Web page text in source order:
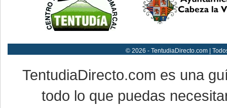
© 2026 - TentudiaDirecto.com |
TentudiaDirecto.com es una
todo lo que puedas